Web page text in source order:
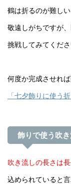
鶴は折るのが難し
敬遠しがちですが
挑戦してみてくださ
何度か完成させれ
「七夕飾りに使う
飾りで使う吹
吹き流しの長さは
込められていると言